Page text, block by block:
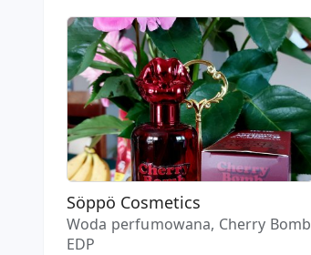
Söppö Cosmetics
Woda perfumowana, Cherry Bomb
EDP